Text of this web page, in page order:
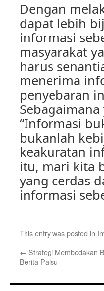
Dengan
dapat lebih
informasi
masyarakat
harus
menerima
penyebaran
“Informasi
bukanlah
keakuratan
itu, mari kita
yang cerdas
informasi
This entry was posted in
← Strategi Membedakan
Berita Palsu